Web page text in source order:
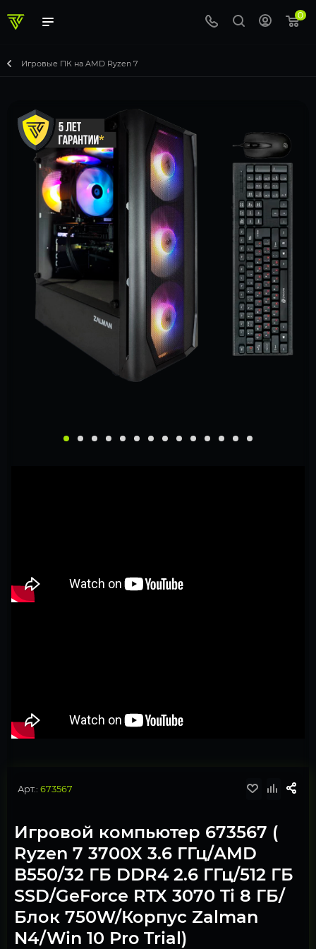
0
Игровые ПК на AMD Ryzen 7
Арт.: 673567
Игровой компьютер 673567 (
Ryzen 7 3700X 3.6 ГГц/AMD
B550/32 ГБ DDR4 2.6 ГГц/512 ГБ
SSD/GeForce RTX 3070 Ti 8 ГБ/
Блок 750W/Корпус Zalman
N4/Win 10 Pro Trial)